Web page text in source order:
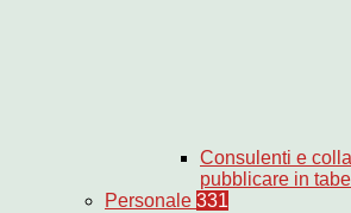
Consulenti e
pubblicare in
Personale 331